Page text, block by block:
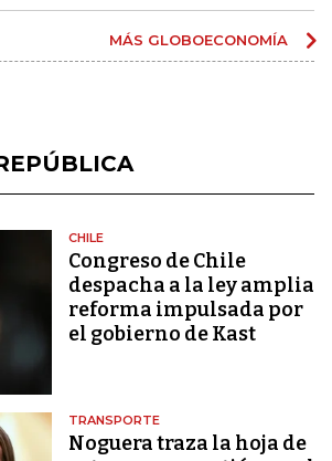
MÁS GLOBOECONOMÍA
CHILE
Congreso de Chile
despacha a la ley amplia
reforma impulsada por
el gobierno de Kast
TRANSPORTE
Noguera traza la hoja de